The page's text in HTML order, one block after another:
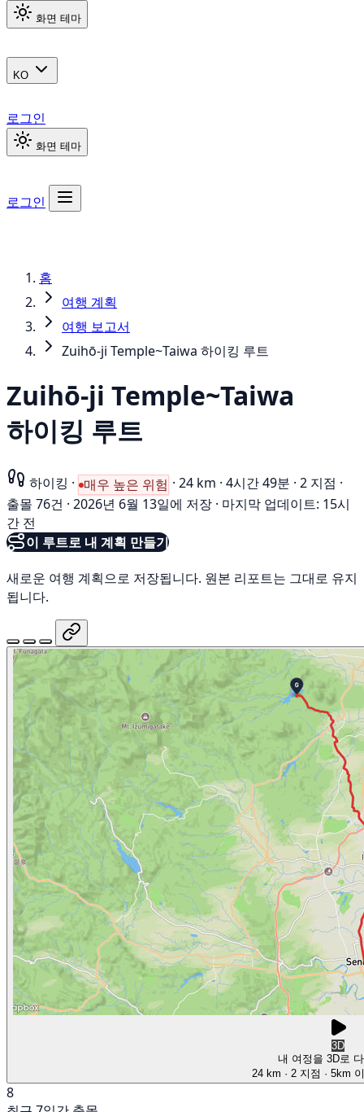
화면 테마
KO
로그인
화면 테마
로그인
홈
여행 계획
여행 보고서
Zuihō-ji Temple~Taiwa 하이킹 루트
Zuihō-ji Temple~Taiwa
하이킹 루트
하이킹 · 매우 높은 위험 · 24 km · 4시간 49분 · 2 지점 ·
출몰 76건 · 2026년 6월 13일에 저장 · 마지막 업데이트: 15시
간 전
이 루트로 내 계획 만들기
새로운 여행 계획으로 저장됩니다. 원본 리포트는 그대로 유지
됩니다.
3D
내 여정을 3D로
24 km · 2 지점 · 5km
8